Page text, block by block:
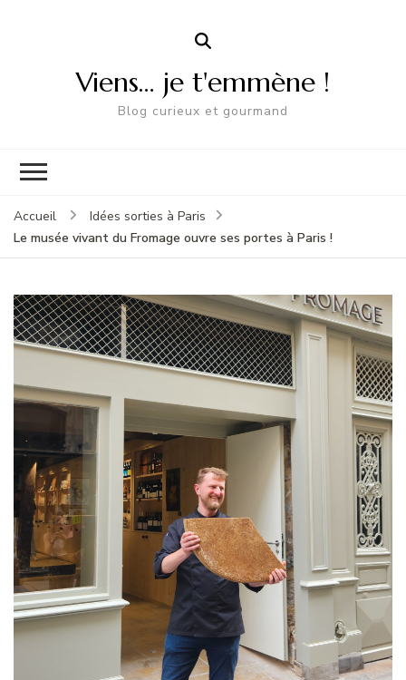
Viens… je t'emmène !
Blog curieux et gourmand
Accueil
Idées sorties à Paris
Le musée vivant du Fromage ouvre ses portes à Paris !